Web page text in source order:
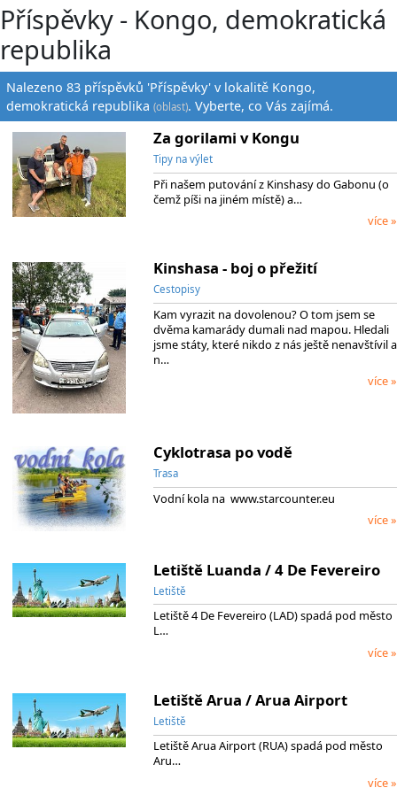
Příspěvky - Kongo, demokratická
republika
Nalezeno 83 příspěvků 'Příspěvky' v lokalitě Kongo,
demokratická republika(oblast). Vyberte, co Vás zajímá.
Za gorilami v Kongu
Tipy na výlet
Při našem putování z Kinshasy do Gabonu (o
čemž píši na jiném místě) a…
více »
Kinshasa - boj o přežití
Cestopisy
Kam vyrazit na dovolenou? O tom jsem se
dvěma kamarády dumali nad mapou. Hledali
jsme státy, které nikdo z nás ještě nenavštívil a
n…
více »
Cyklotrasa po vodě
Trasa
Vodní kola na www.starcounter.eu
více »
Letiště Luanda / 4 De Fevereiro
Letiště
Letiště 4 De Fevereiro (LAD) spadá pod město
L…
více »
Letiště Arua / Arua Airport
Letiště
Letiště Arua Airport (RUA) spadá pod město
Aru…
více »